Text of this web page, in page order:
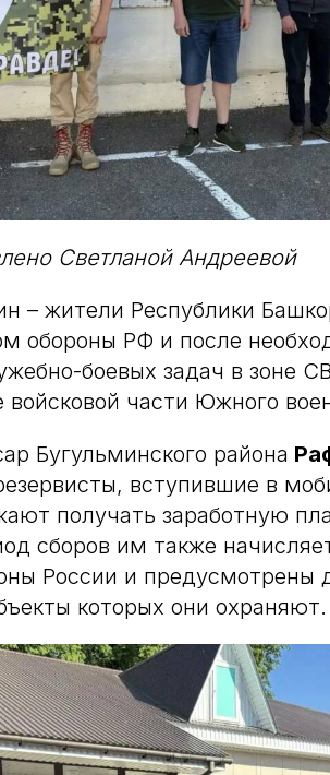
Светланой Андреевой
– жители Республики
обороны РФ и после
боевых задач в зоне
войсковой части Южного
Бугульминского района
вступившие в
получать заработную
сборов им также
России и предусмотрены
которых они охраняют.